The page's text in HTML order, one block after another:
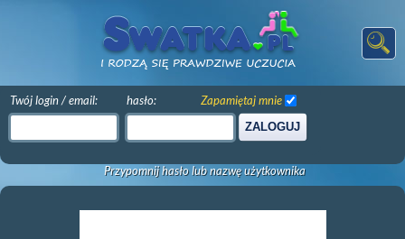
Twój login / email: hasło:
ZALOGUJ
Zapamiętaj mnie
Przypomnij hasło lub nazwę użytkownika